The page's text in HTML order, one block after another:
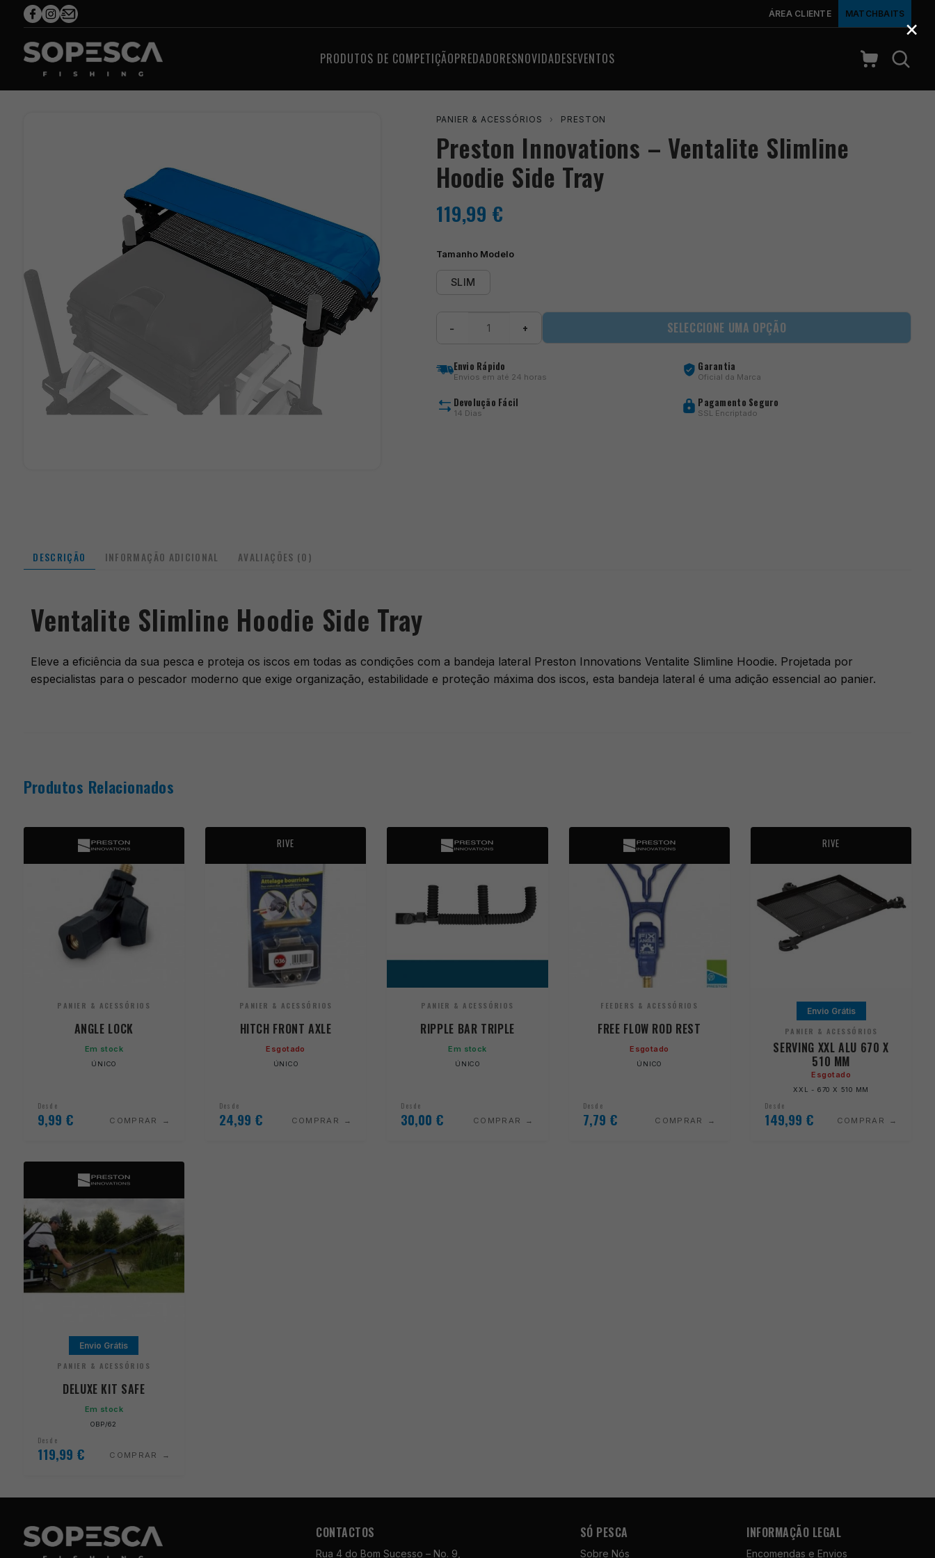
ÁREA CLIENTE MATCHBAITS
PRODUTOS DE COMPETIÇÃOPREDADORESNOVIDADESEVENTOS
PANIER & ACESSÓRIOS › PRESTON
Preston Innovations – Ventalite Slimline
Hoodie Side Tray
119,99 €
Tamanho Modelo
SLIM
-
Ventalite
Hoodie
Side
− + SELECCIONE UMA OPÇÃO
Envio Rápido
Envios em até 24 horas
Garantia
Oficial da Marca
Devolução Fácil
14 Dias
Pagamento Seguro
SSL Encriptado
DESCRIÇÃO INFORMAÇÃO ADICIONAL AVALIAÇÕES (0)
Ventalite Slimline Hoodie Side Tray
Eleve a eficiência da sua pesca e proteja os iscos em todas as condições com a bandeja lateral Preston Innovations Ventalite Slimline Hoodie. Projetada por
especialistas para o pescador moderno que exige organização, estabilidade e proteção máxima dos iscos, esta bandeja lateral é uma adição essencial ao panier.
Produtos Relacionados
PANIER & ACESSÓRIOS
ANGLE LOCK
Em stock
ÚNICO
Desde
9,99 € COMPRAR
RIVE
PANIER & ACESSÓRIOS
HITCH FRONT AXLE
Esgotado
ÚNICO
Desde
24,99 € COMPRAR
PANIER & ACESSÓRIOS
RIPPLE BAR TRIPLE
Em stock
ÚNICO
Desde
30,00 € COMPRAR
FEEDERS & ACESSÓRIOS
FREE FLOW ROD REST
Esgotado
ÚNICO
Desde
7,79 € COMPRAR
RIVE
Envio Grátis
PANIER & ACESSÓRIOS
SERVING XXL ALU 670 X
510 MM
Esgotado
XXL - 670 X 510 MM
Desde
149,99 € COMPRAR
Envio Grátis
PANIER & ACESSÓRIOS
DELUXE KIT SAFE
Em stock
OBP/62
Desde
119,99 € COMPRAR
CONTACTOS
Rua 4 do Bom Sucesso – No. 9,
SÓ PESCA
Sobre Nós
INFORMAÇÃO LEGAL
Encomendas e Envios
×